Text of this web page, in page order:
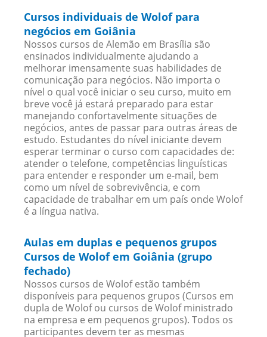
Cursos individuais de Wolof para
negócios em Goiânia
Nossos cursos de Alemão em Brasília são
ensinados individualmente ajudando a
melhorar imensamente suas habilidades de
comunicação para negócios. Não importa o
nível o qual você iniciar o seu curso, muito em
breve você já estará preparado para estar
manejando confortavelmente situações de
negócios, antes de passar para outras áreas de
estudo. Estudantes do nível iniciante devem
esperar terminar o curso com capacidades de:
atender o telefone, competências linguísticas
para entender e responder um e-mail, bem
como um nível de sobrevivência, e com
capacidade de trabalhar em um país onde Wolof
é a língua nativa.
Aulas em duplas e pequenos grupos
Cursos de Wolof em Goiânia (grupo
fechado)
Nossos cursos de Wolof estão também
disponíveis para pequenos grupos (Cursos em
dupla de Wolof ou cursos de Wolof ministrado
na empresa e em pequenos grupos). Todos os
participantes devem ter as mesmas